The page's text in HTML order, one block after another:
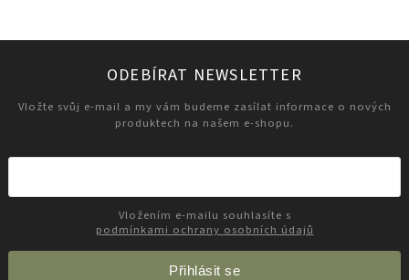
ODEBÍRAT NEWSLETTER
Vložte svůj e-mail a my vám budeme zasílat informace o nových
produktech na našem e-shopu.
podmínkami ochrany osobních údajů
Přihlásit se